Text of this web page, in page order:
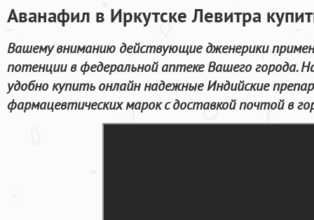
Аванафил в Иркутске Левитра
Вашему вниманию действующие дженерики
потенции в федеральной аптеке Вашего города.
удобно купить онлайн надежные Индийские
фармацевтических марок с доставкой почтой в